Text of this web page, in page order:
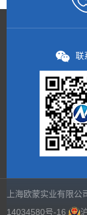
联
上海欧蒙实业有限公
14034580号-16